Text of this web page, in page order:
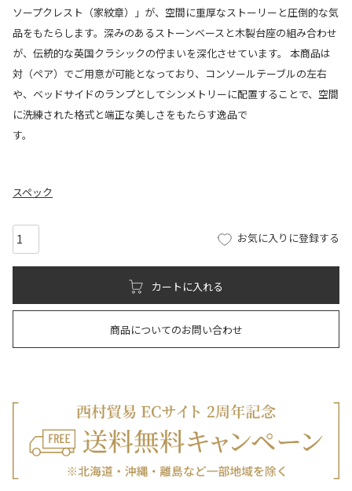
ソープクレスト（家紋章）」が、空間に重厚なストーリーと圧倒的な気
品をもたらします。深みのあるストーンベースと木製台座の組み合わせ
が、伝統的な英国クラシックの佇まいを深化させています。 本商品は
対（ペア）でご用意が可能となっており、コンソールテーブルの左右
や、ベッドサイドのランプとしてシンメトリーに配置することで、空間
に洗練された格式と端正な美しさをもたらす逸品で
す。
スペック
お気に入りに登録する
カートに入れる
商品についてのお問い合わせ